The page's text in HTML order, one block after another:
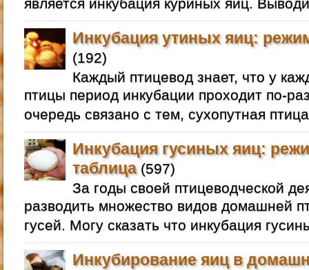
является инкубация куриных яиц.
Инкубация утиных яиц:
(192)
Каждый птицевод знает, что у
птицы период инкубации проходит по-
очередь связано с тем, сухопутная
Инкубация гусиных яиц:
таблица(597)
За годы своей птицеводческой
разводить множество видов домашней
гусей. Могу сказать что инкубация
Инкубирование яиц в